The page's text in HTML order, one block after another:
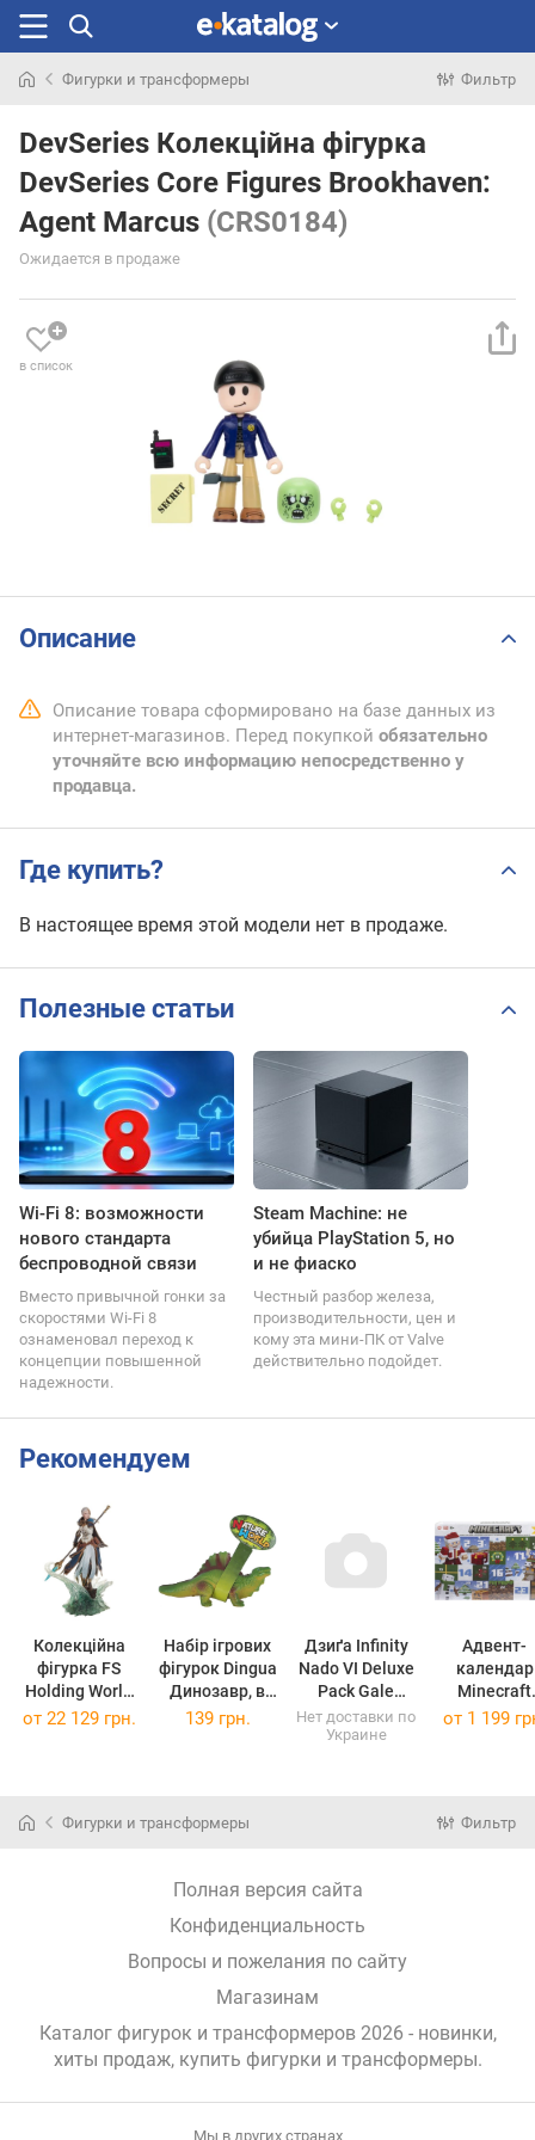
раньше
Фигурки и трансформеры Фильтр
DevSeries Колекційна фігурка
DevSeries Core Figures Brookhaven:
Agent Marcus (CRS0184)
Ожидается в продаже
в список
Описание
Описание товара сформировано на базе данных из
интернет-магазинов. Перед покупкой обязательно
уточняйте всю информацию непосредственно у
продавца.
Где купить?
В настоящее время этой модели нет в продаже.
Полезные статьи
Wi-Fi 8: возможности
нового стандарта
беспроводной связи
Вместо привычной гонки за
скоростями Wi-Fi 8
ознаменовал переход к
концепции повышенной
надежности.
Steam Machine: не
убийца PlayStation 5, но
и не фиаско
Честный разбор железа,
производительности, цен и
кому эта мини-ПК от Valve
действительно подойдет.
Рекомендуем
Колекційна
фігурка FS
Holding World
of Warcraft
Набір ігрових
фігурок Dingua
Динозавр, в
асортименті
Дзиґа Infinity
Nado VI Deluxe
Pack Gale
Wings,
EU654231
Адвент-
календар
Minecraft
HXM86
от 22 129 грн. 139 грн.
Нет доставки по
Украине
от 1 199
Фигурки и трансформеры Фильтр
Полная версия сайта
Конфиденциальность
Вопросы и пожелания по сайту
Магазинам
Каталог фигурок и трансформеров 2026 - новинки,
хиты продаж, купить фигурки и трансформеры.
Мы в других странах